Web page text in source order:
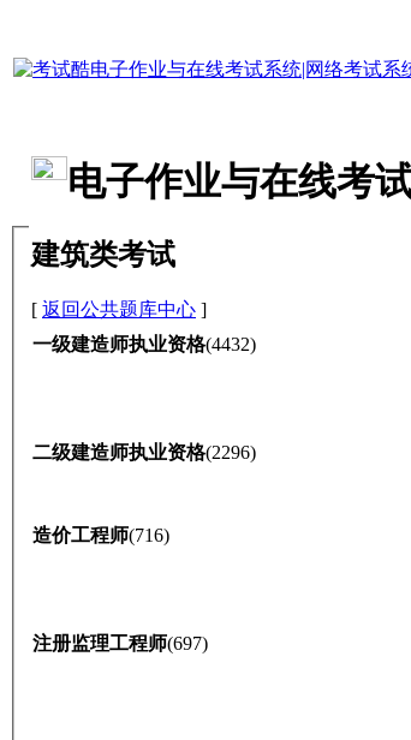
电子作业与在线考
建筑类考试
[ 返回公共题库中心 ]
一级建造师执业资格(4432)
二级建造师执业资格(2296)
造价工程师(716)
注册监理工程师(697)